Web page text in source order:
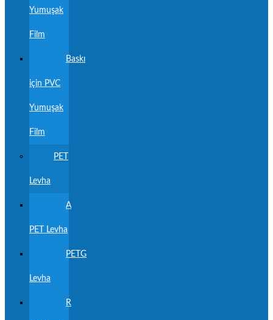
Yumuşak
Film
Baskı
için PVC
Yumuşak
Film
PET
Levha
A
PET Levha
PETG
Levha
R